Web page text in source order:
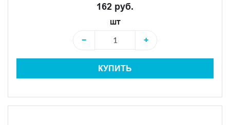
162 руб.
шт
−
+
КУПИТЬ